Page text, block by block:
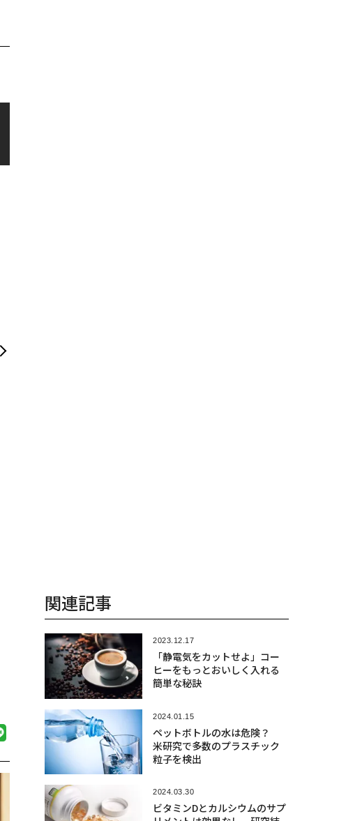
関連記事
2023.12.17
「静電気をカットせよ」コー
ヒーをもっとおいしく入れる
簡単な秘訣
2024.01.15
ペットボトルの水は危険？
米研究で多数のプラスチック
粒子を検出
2024.03.30
ビタミンDとカルシウムのサプ